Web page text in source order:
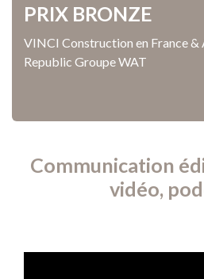
PRIX BRONZE
VINCI Construction en France &
Republic Groupe WAT
Communication
vidéo,